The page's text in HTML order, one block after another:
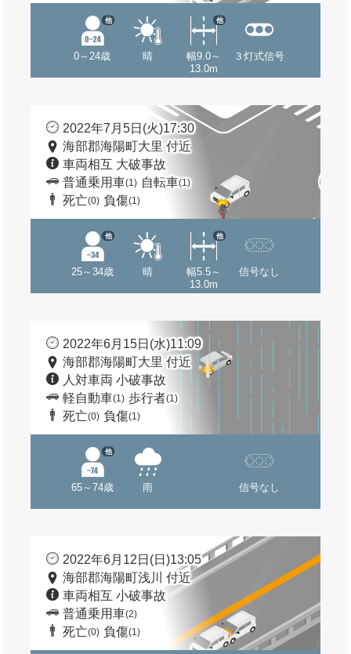
0～24歳
他
晴
幅9.0～
13.0m
他
３灯式信号
2022年7月5日(火)17:30
海部郡海陽町大里 付近
車両相互 大破事故
普通乗用車(1) 自転車(1)
死亡(0) 負傷(1)
25～34歳
他
晴
幅5.5～
13.0m
他
信号なし
2022年6月15日(水)11:09
海部郡海陽町大里 付近
人対車両 小破事故
軽自動車(1) 歩行者(1)
死亡(0) 負傷(1)
65～74歳
他
雨 信号なし
2022年6月12日(日)13:05
海部郡海陽町浅川 付近
車両相互 小破事故
普通乗用車(2)
死亡(0) 負傷(1)